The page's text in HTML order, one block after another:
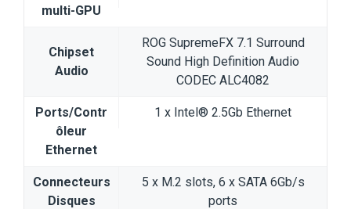
multi-GPU
Chipset
Audio
ROG SupremeFX 7.1 Surround
Sound High Definition Audio
CODEC ALC4082
Ports/Contr
ôleur
Ethernet
1 x Intel® 2.5Gb Ethernet
Connecteurs
Disques
5 x M.2 slots, 6 x SATA 6Gb/s
ports